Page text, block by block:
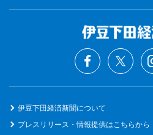
伊豆下田経済新聞について
プレスリリース・情報提供はこちらから